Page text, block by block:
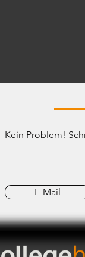
Kein Problem!
E-Mail